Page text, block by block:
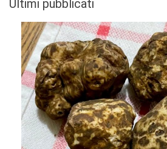
Ultimi pubblicati